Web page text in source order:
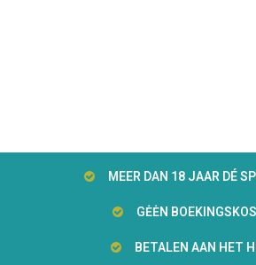
MEER DAN 18 JAAR DÉ
GĖĖN
BETALEN AAN HET